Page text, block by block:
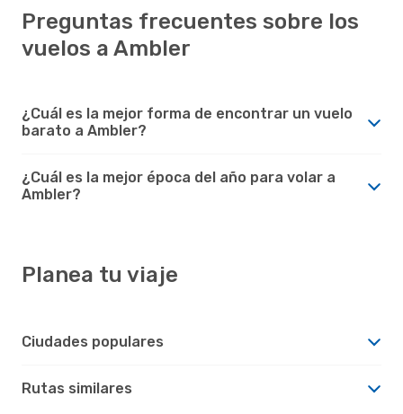
Preguntas frecuentes sobre los
vuelos a Ambler
¿Cuál es la mejor forma de encontrar un vuelo
barato a Ambler?
¿Cuál es la mejor época del año para volar a
Ambler?
Planea tu viaje
Ciudades populares
Rutas similares